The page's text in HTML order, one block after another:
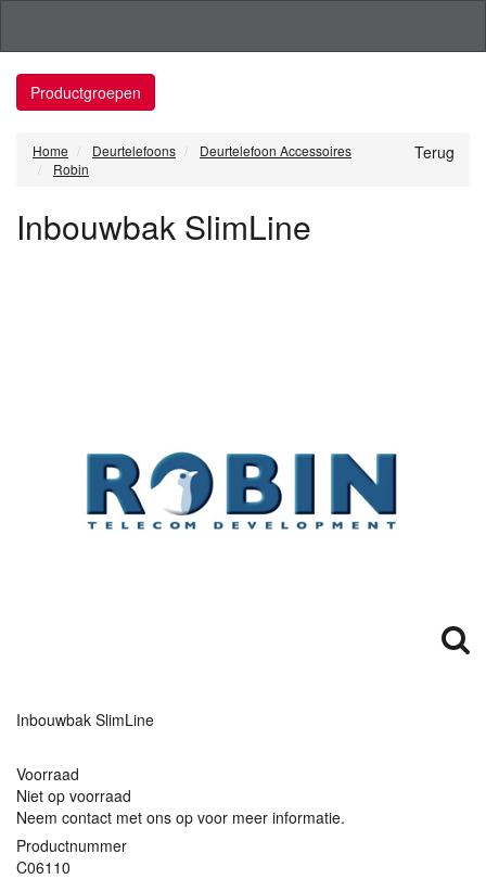
Productgroepen
Terug
Home Deurtelefoons
Deurtelefoon Accessoires
Robin
Inbouwbak SlimLine
Inbouwbak SlimLine
Voorraad
Niet op voorraad
Neem contact met ons op voor meer informatie.
Productnummer
C06110